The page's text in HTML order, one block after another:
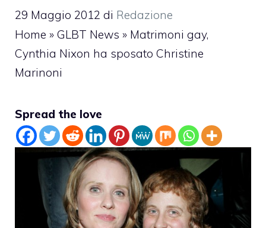
29 Maggio 2012 di Redazione
Home » GLBT News » Matrimoni gay,
Cynthia Nixon ha sposato Christine
Marinoni
Spread the love